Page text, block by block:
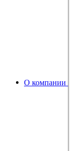
О компании